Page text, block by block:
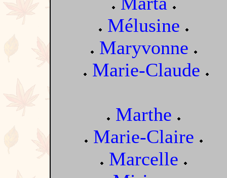
Mélusine
Maryvonne
Marie-Claude
Marthe
Marie-Claire
Marcelle